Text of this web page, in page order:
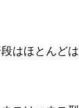
はほとんど